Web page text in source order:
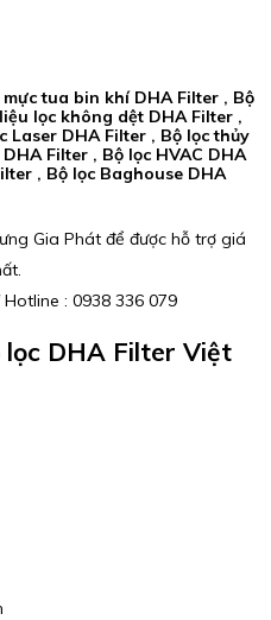
tua bin khí DHA Filter , Bộ
lọc không dệt DHA Filter ,
Laser DHA Filter , Bộ lọc thủy
Filter , Bộ lọc HVAC DHA
, Bộ lọc Baghouse DHA
Gia Phát để được hỗ trợ giá
: 0938 336 079
lọc DHA Filter Việt